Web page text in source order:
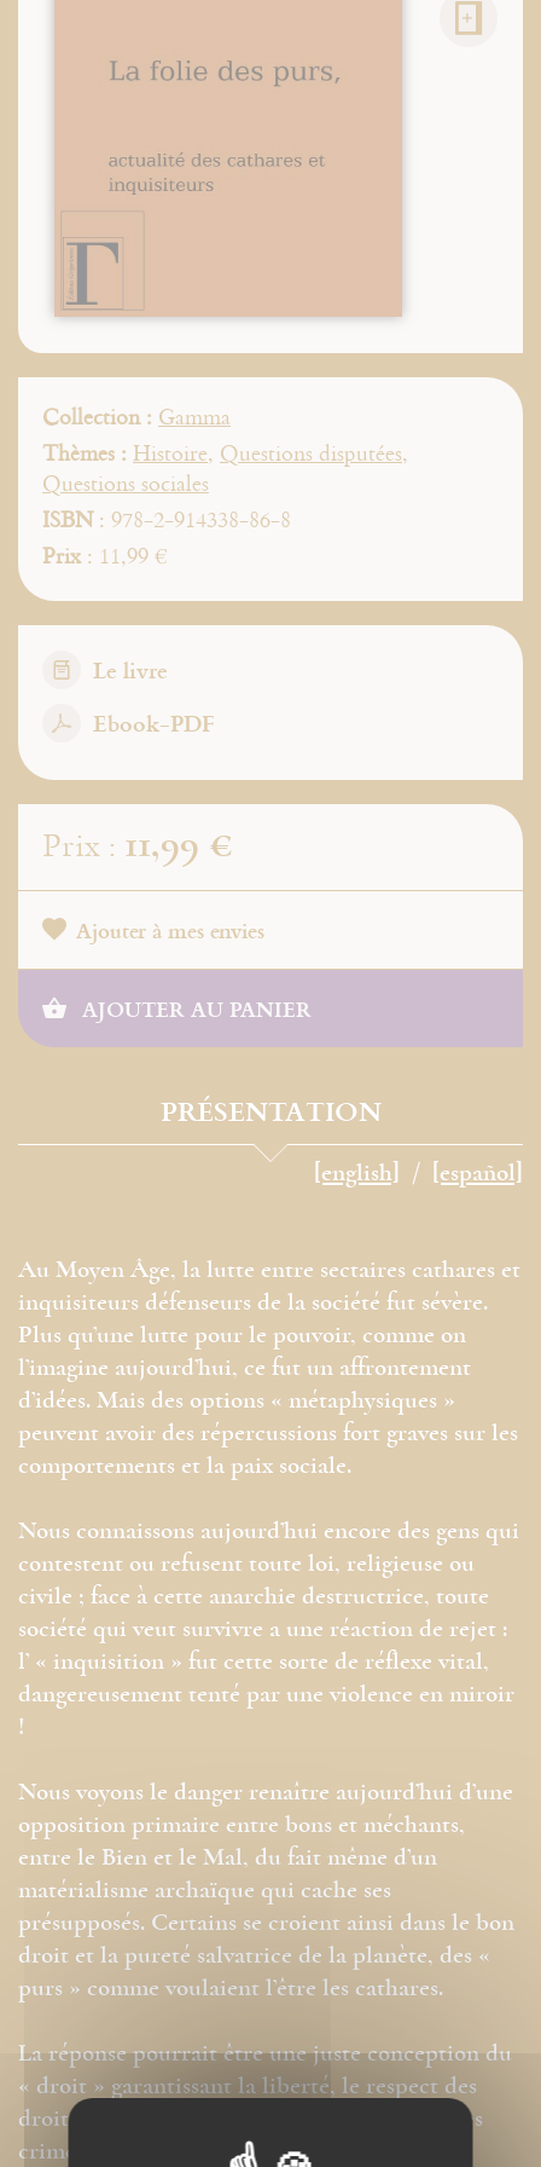
Collection : Gamma
Thèmes : Histoire, Questions disputées,
Questions sociales
ISBN: 978-2-914338-86-8
Prix: 11,99 €
Le livre
Ebook-PDF
Prix : 11,99 €
Ajouter à mes envies
AJOUTER AU PANIER
PRÉSENTATION
[english] [español]
Au Moyen Âge, la lutte entre sectaires cathares et
inquisiteurs défenseurs de la société fut sévère.
Plus qu’une lutte pour le pouvoir, comme on
l’imagine aujourd’hui, ce fut un affrontement
d’idées. Mais des options « métaphysiques »
peuvent avoir des répercussions fort graves sur les
comportements et la paix sociale.
Nous connaissons aujourd’hui encore des gens qui
contestent ou refusent toute loi, religieuse ou
civile ; face à cette anarchie destructrice, toute
société qui veut survivre a une réaction de rejet :
l’ « inquisition » fut cette sorte de réflexe vital,
dangereusement tenté par une violence en miroir
!
Nous voyons le danger renaître aujourd’hui d’une
opposition primaire entre bons et méchants,
entre le Bien et le Mal, du fait même d’un
matérialisme archaïque qui cache ses
présupposés. Certains se croient ainsi dans le bon
droit et la pureté salvatrice de la planète, des «
purs » comme voulaient l’être les cathares.
La réponse pourrait être une juste conception du
« droit » garantissant la liberté, le respect des
droits intangibles et la prise de conscience des
crimes imprescriptibles. Sinon, gare à une